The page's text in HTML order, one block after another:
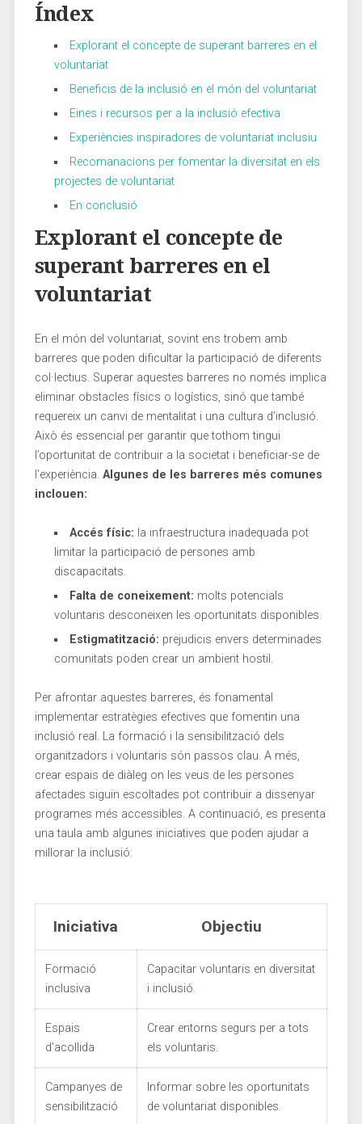
Índex
Explorant el concepte de superant barreres en el
voluntariat
Beneficis de‌ la inclusió en el món del voluntariat
Eines​ i ‍recursos per a la inclusió efectiva
Experiències inspiradores de voluntariat inclusiu
Recomanacions per fomentar la diversitat en els
projectes de voluntariat
En conclusió
Explorant el concepte⁢ de
superant barreres ‌en el
voluntariat
En el⁤ món del voluntariat, ⁣sovint ens trobem amb
barreres que poden‍ dificultar⁢ la participació de diferents
col·lectius. Superar ​aquestes barreres no només implica
eliminar obstacles⁤ físics o ⁢logístics, sinó que també
requereix un canvi‍ de mentalitat ⁢i ⁤una cultura d’inclusió.
Això és essencial per garantir que‌ tothom tingui
l’oportunitat de contribuir⁣ a la societat i beneficiar-se de
l’experiència. Algunes⁣ de les barreres⁤ més comunes
⁣inclouen:
Accés físic: la ⁣infraestructura inadequada pot
limitar la participació de persones amb
discapacitats.
Falta de coneixement: molts potencials
‍voluntaris desconeixen ​les oportunitats disponibles.
Estigmatització: prejudicis envers determinades
comunitats poden crear un‍ ambient hostil.
Per afrontar aquestes barreres, és fonamental
implementar estratègies ‌efectives⁤ que fomentin una
inclusió real. La formació i la sensibilització⁤ dels
organitzadors i voluntaris són passos clau. A més,
crear espais de diàleg on les veus de les persones
afectades siguin escoltades pot⁢ contribuir⁢ a dissenyar
programes més accessibles. A continuació, es presenta
una taula amb algunes⁤ iniciatives ‌que poden ajudar‌ a
millorar la inclusió:
Iniciativa Objectiu
Formació
inclusiva
Capacitar voluntaris en diversitat
i inclusió.
Espais⁢
d’acollida
Crear⁤ entorns ​segurs per a tots
els voluntaris.
Campanyes de
sensibilització
Informar sobre les oportunitats
de voluntariat disponibles.